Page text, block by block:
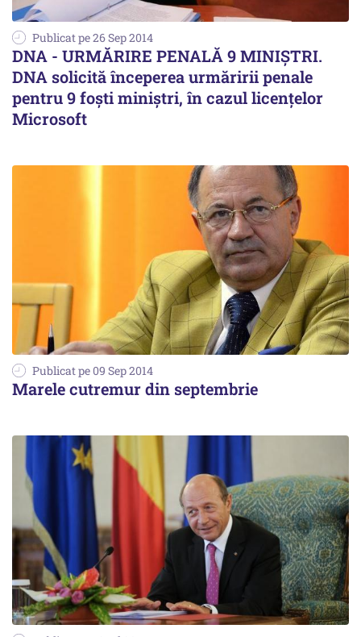
Publicat pe 26 Sep 2014
DNA - URMĂRIRE PENALĂ 9 MINIȘTRI.
DNA solicită începerea urmăririi penale
pentru 9 foști miniștri, în cazul licențelor
Microsoft
Publicat pe 09 Sep 2014
Marele cutremur din septembrie